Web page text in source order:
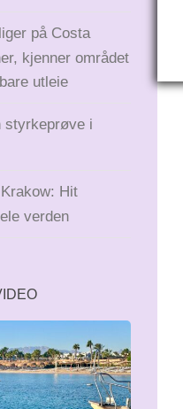
på Costa
kjenner området
utleie
styrkeprøve i
Hit
verden